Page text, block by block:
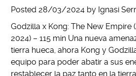
Posted 28/03/2024 by Ignasi
Godzilla x Kong: The New Empire
2024) – 115 min Una nueva
tierra hueca, ahora Kong y
equipo para poder abatir a sus
restablecer la paz tanto en la